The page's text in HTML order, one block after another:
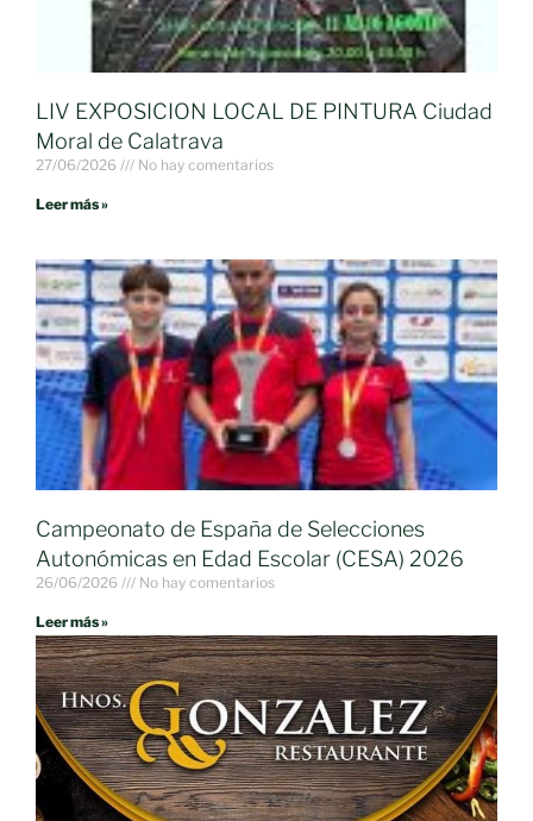
LIV EXPOSICION LOCAL DE PINTURA Ciudad
Moral de Calatrava
27/06/2026 No hay comentarios
Leer más »
Campeonato de España de Selecciones
Autonómicas en Edad Escolar (CESA) 2026
26/06/2026 No hay comentarios
Leer más »